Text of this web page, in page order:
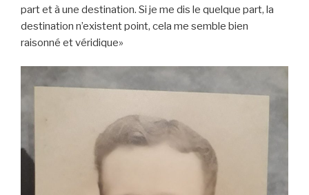
part et à une destination. Si je me dis le quelque part, la
destination n’existent point, cela me semble bien
raisonné et véridique»